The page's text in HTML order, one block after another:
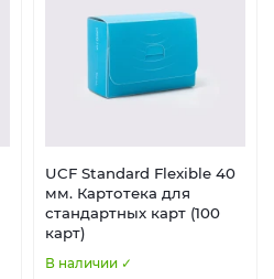
UCF Standard Flexible 40
мм. Картотека для
стандартных карт (100
карт)
В наличии ✓